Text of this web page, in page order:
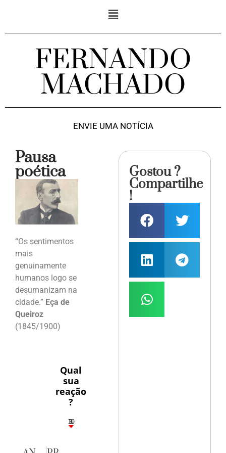
FERNANDO
MACHADO
ENVIE UMA NOTÍCIA
Pausa
poética
“Os sentimentos
mais
genuinamente
humanos logo se
desumanizam na
cidade.” Eça de
Queiroz
(1845/1900)
Qual
sua
reação
?
3
1
1
3
10
Gostou ?
Compartilhe
!